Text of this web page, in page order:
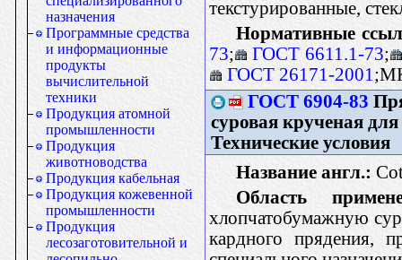
назначения
Программные средства
и информационные
продукты
вычислительной
техники
Продукция атомной
промышленности
Продукция
животноводства
Продукция кабельная
Продукция кожевенной
промышленности
Продукция
лесозаготовительной и
текстурированные,
Нормативные
73; ГОСТ 6611.1-73;
ГОСТ 26171-2001
ГОСТ 6904-83
суровая крученая
Технические условия
Название англ.:
Область
хлопчатобумажную
кардного прядения,